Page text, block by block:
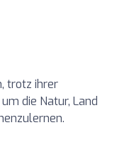
trotz ihrer
die Natur, Land